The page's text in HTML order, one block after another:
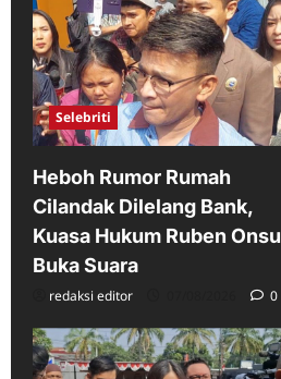
Selebriti
Heboh Rumor Rumah
Cilandak Dilelang Bank,
Kuasa Hukum Ruben Onsu
Buka Suara
redaksi editor 0